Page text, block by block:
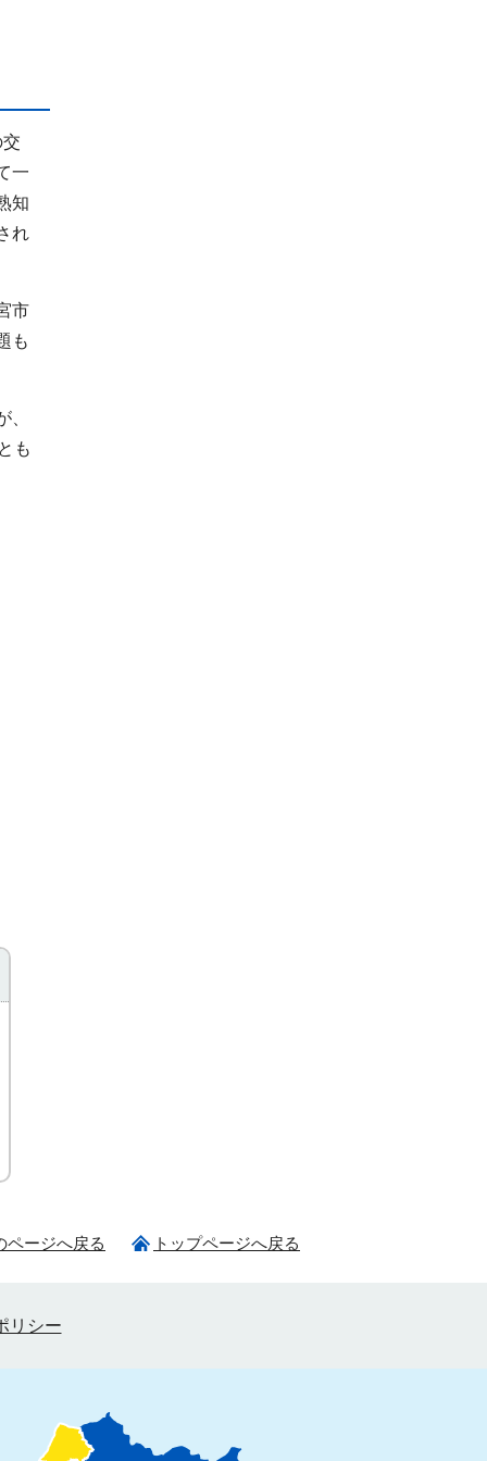
一
知
れ
市
も
も
ページへ戻る トップページへ戻る
リシー